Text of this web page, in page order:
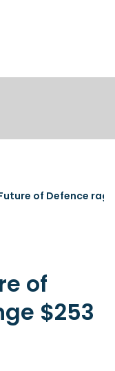
Future of Defence
of
$253